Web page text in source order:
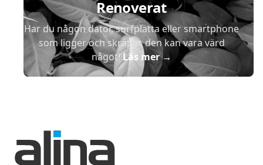
Renoverat
Har du någon dator, surfplatta eller smartphone
som ligger och skräpar, den kan vara värd
något!Läs mer→